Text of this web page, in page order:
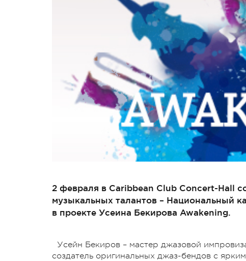
2 февраля в Caribbean Club Concert-Hall
музыкальных талантов – Национальный
в проекте Усеина Бекирова Awakening.
Усейн Бекиров – мастер джазовой
создатель оригинальных джаз-бендов с